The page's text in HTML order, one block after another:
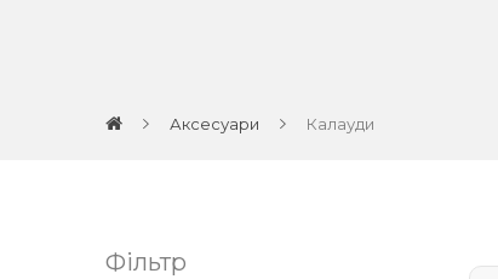
Аксесуари Калауди
Фільтр